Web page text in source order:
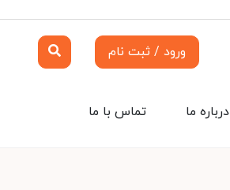
ورود / ثبت نام
تماس با ما درباره ما